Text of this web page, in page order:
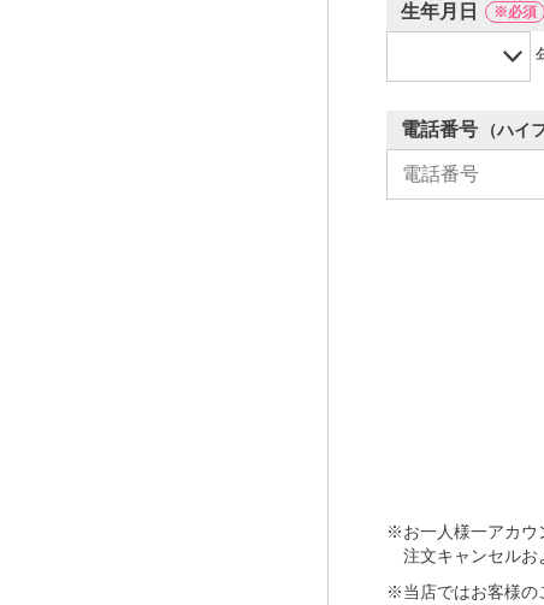
生年月日 ※必須
電話番号 （ハイ
※お一人様一アカウ
注文キャンセルお
※当店ではお客様の